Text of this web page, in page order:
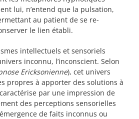
lui, n’entend que la pulsation,
au patient de se re-
le lien établi.
intellectuels et sensoriels
inconnu, l’inconscient. Selon
Ericksonienne), cet univers
propres à apporter des solutions à
par une impression de
des perceptions sensorielles
de faits inconnus ou